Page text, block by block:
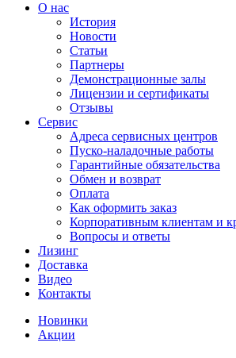
О нас
История
Новости
Статьи
Партнеры
Демонстрационные залы
Лицензии и сертификаты
Отзывы
Сервис
Адреса сервисных центров
Пуско-наладочные работы
Гарантийные обязательства
Обмен и возврат
Оплата
Как оформить заказ
Корпоративным клиентам и
Вопросы и ответы
Лизинг
Доставка
Видео
Контакты
Новинки
Акции